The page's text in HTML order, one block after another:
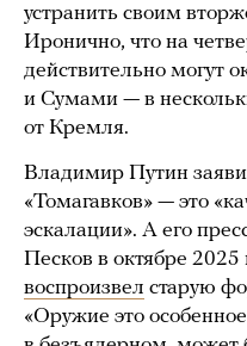
устранить своим
Иронично, что на
действительно могут
и Сумами — в
от Кремля.
Владимир Путин
«Томагавков» — это
эскалации». А его
Песков в октябре 2025
воспроизвел старую
«Оружие это